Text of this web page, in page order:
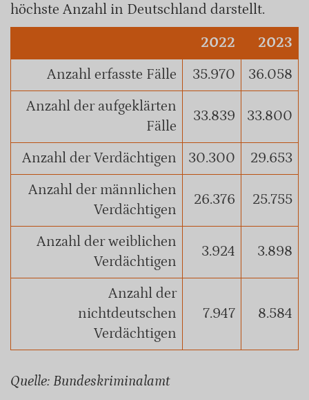
höchste Anzahl in Deutschland darstellt.
2022
2023
Anzahl erfasste Fälle
35.970
36.058
Anzahl der aufgeklärten
Fälle
33.839 33.800
Anzahl der Verdächtigen 30.300
29.653
Anzahl der männlichen
Verdächtigen
26.376 25.755
Anzahl der weiblichen
Verdächtigen
3.924 3.898
Anzahl der
nichtdeutschen
Verdächtigen
7.947 8.584
Quelle: Bundeskriminalamt